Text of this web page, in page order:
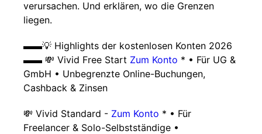
verursachen. Und erklären, wo die Grenzen
liegen.
▬▬💡 Highlights der kostenlosen Konten 2026
▬▬ 💸 Vivid Free Start Zum Konto * • Für UG &
GmbH • Unbegrenzte Online-Buchungen,
Cashback & Zinsen
💸 Vivid Standard - Zum Konto * • Für
Freelancer & Solo-Selbstständige •